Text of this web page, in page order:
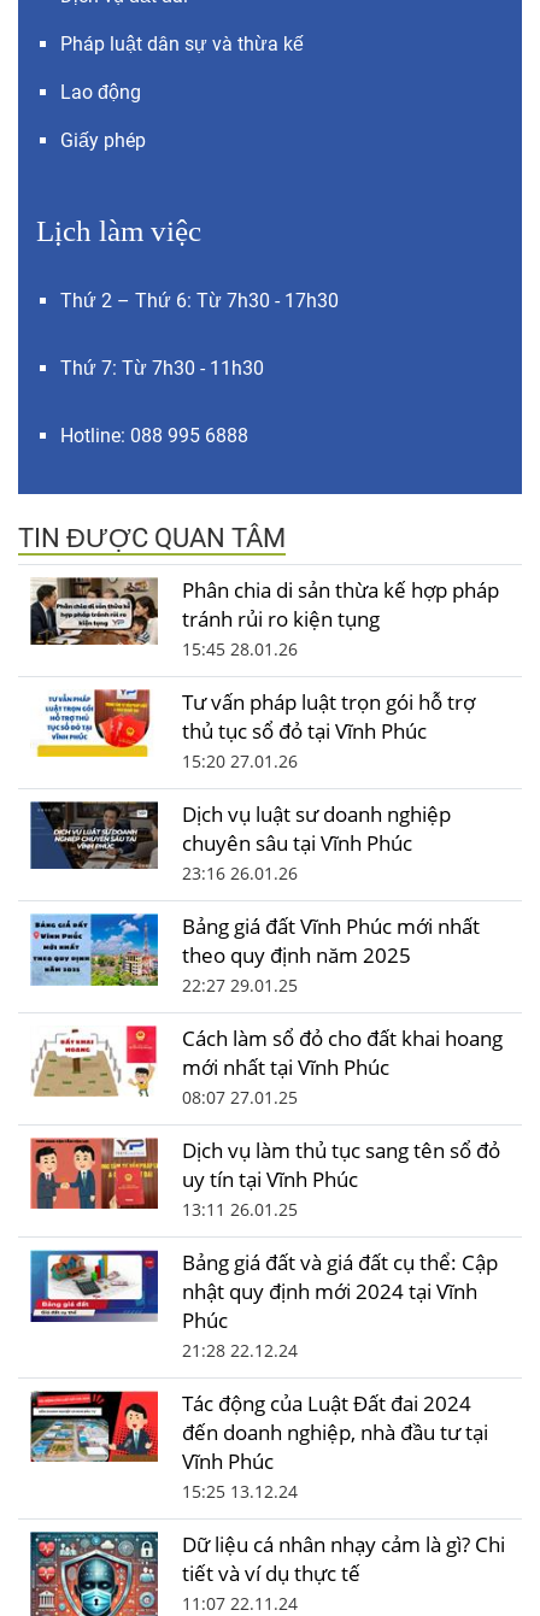
Pháp luật dân sự và thừa kế
Lao động
Giấy phép
Lịch làm việc
Thứ 2 – Thứ 6: Từ 7h30 - 17h30
Thứ 7: Từ 7h30 - 11h30
Hotline: 088 995 6888
TIN ĐƯỢC QUAN TÂM
Phân chia di sản thừa kế hợp pháp
tránh rủi ro kiện tụng
15:45 28.01.26
Tư vấn pháp luật trọn gói hỗ trợ
thủ tục sổ đỏ tại Vĩnh Phúc
15:20 27.01.26
Dịch vụ luật sư doanh nghiệp
chuyên sâu tại Vĩnh Phúc
23:16 26.01.26
Bảng giá đất Vĩnh Phúc mới nhất
theo quy định năm 2025
22:27 29.01.25
Cách làm sổ đỏ cho đất khai hoang
mới nhất tại Vĩnh Phúc
08:07 27.01.25
Dịch vụ làm thủ tục sang tên sổ đỏ
uy tín tại Vĩnh Phúc
13:11 26.01.25
Bảng giá đất và giá đất cụ thể: Cập
nhật quy định mới 2024 tại Vĩnh
Phúc
21:28 22.12.24
Tác động của Luật Đất đai 2024
đến doanh nghiệp, nhà đầu tư tại
Vĩnh Phúc
15:25 13.12.24
Dữ liệu cá nhân nhạy cảm là gì? Chi
tiết và ví dụ thực tế
11:07 22.11.24